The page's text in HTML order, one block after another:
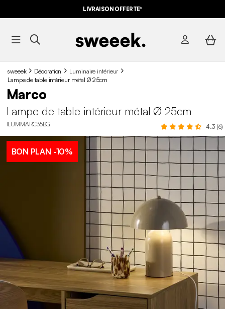
LIVRAISON OFFERTE*
sweeek Décoration
Luminaire intérieur
Lampe de table intérieur métal Ø 25cm
Marco
Lampe de table intérieur métal Ø 25cm
ILUMMARC35BG 4.3 (6)
BON PLAN -10%